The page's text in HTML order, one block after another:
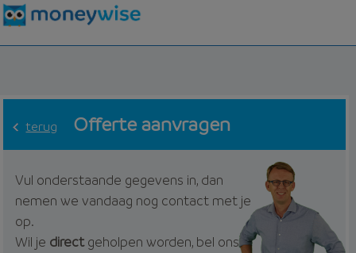
terug Offerte aanvragen
Vul onderstaande gegevens in, dan
nemen we vandaag nog contact met je
op.
Wil je directgeholpen worden, bel ons